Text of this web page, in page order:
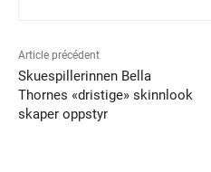
Article précédent
Skuespillerinnen Bella
Thornes «dristige» skinnlook
skaper oppstyr